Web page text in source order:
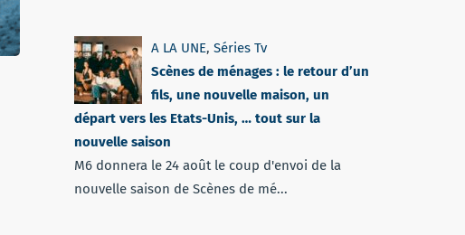
A LA UNE, Séries Tv
Scènes de ménages : le retour d’un
fils, une nouvelle maison, un
départ vers les Etats-Unis, … tout sur la
nouvelle saison
M6 donnera le 24 août le coup d'envoi de la
nouvelle saison de Scènes de mé...